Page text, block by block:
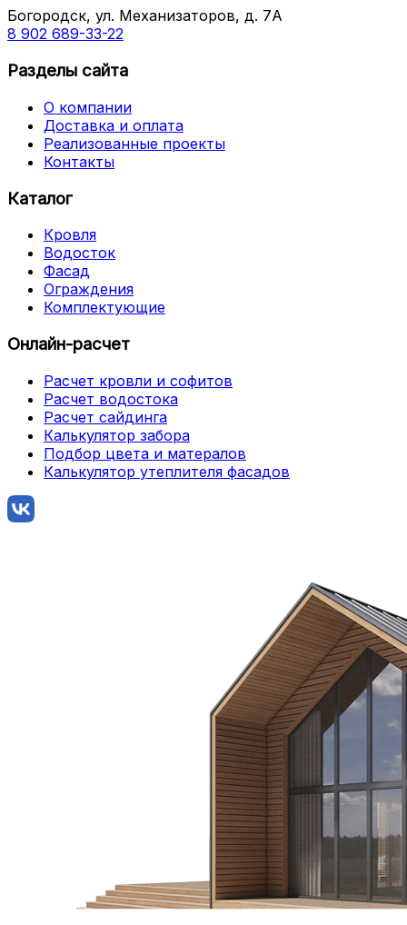
Богородск, ул. Механизаторов, д. 7А
8 902 689-33-22
Разделы сайта
О компании
Доставка и оплата
Реализованные проекты
Контакты
Каталог
Кровля
Водосток
Фасад
Ограждения
Комплектующие
Онлайн-расчет
Расчет кровли и софитов
Расчет водостока
Расчет сайдинга
Калькулятор забора
Подбор цвета и матералов
Калькулятор утеплителя фасадов